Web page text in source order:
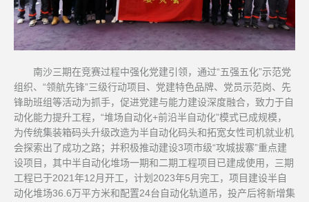
南沙三期在竞赛过程中强化党建引领，通过“五强五化”示范党
组织、“领航先锋”三级行动项目、党建特色品牌、党员示范岗、先
锋助班组等活动为抓手，促进党建与能力建设深度融合，致力于自
动化能力提升工程，“堆场自动化+前沿半自动化”模式已成规模，
为传统集装箱码头升级改造为半自动化码头和拓宽女性司机就业机
会探索出了成功之路；并积极推动建设3项市级“攻城拔寨”重点建
设项目，其中半自动化堆场一期和二期工程项目已建成使用，三期
工程已于2021年12月开工，计划2023年5月完工，项目建设半自
动化堆场36.6万平方米和配置24台自动化轨道吊，投产后将新增集